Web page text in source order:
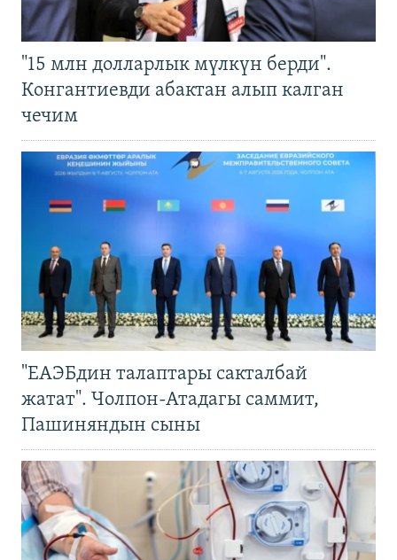
"15 млн долларлык мүлкүн берди".
Конгантиевди абактан алып калган
чечим
"ЕАЭБдин талаптары сакталбай
жатат". Чолпон-Атадагы саммит,
Пашиняндын сыны